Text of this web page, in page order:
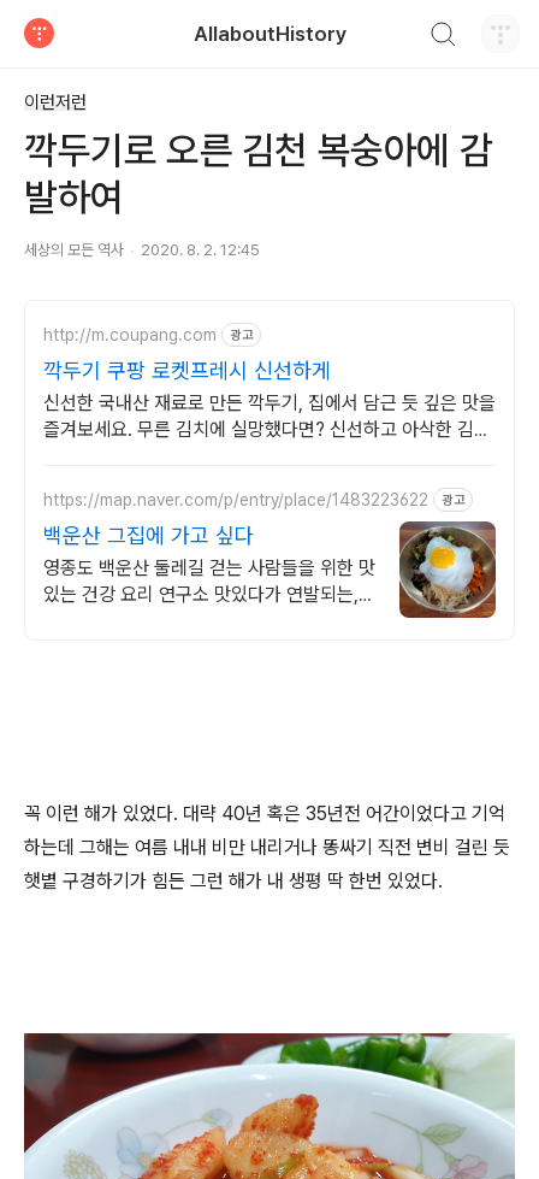
AllaboutHistory
이런저런
깍두기로 오른 김천 복숭아에 감
발하여
세상의 모든 역사 2020. 8. 2. 12:45
http://m.coupang.com 광고
깍두기 쿠팡 로켓프레시 신선하게
신선한 국내산 재료로 만든 깍두기, 집에서 담근 듯 깊은 맛을
즐겨보세요. 무른 김치에 실망했다면? 신선하고 아삭한 김치
https://map.naver.com/p/entry/place/1483223622 광고
백운산 그집에 가고 싶다
영종도 백운산 둘레길 걷는 사람들을 위한 맛
있는 건강 요리 연구소 맛있다가 연발되는,
꼭 이런 해가 있었다. 대략 40년 혹은 35년전 어간이었다고 기억
하는데 그해는 여름 내내 비만 내리거나 똥싸기 직전 변비 걸린 듯
햇볕 구경하기가 힘든 그런 해가 내 생평 딱 한번 있었다.